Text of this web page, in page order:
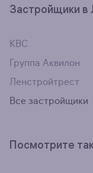
Застройщики в
КВС
Группа Аквилон
Ленстройтрест
Все застройщики
Посмотрите